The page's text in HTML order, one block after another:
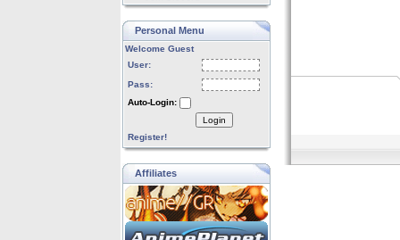
Personal Menu
Welcome Guest
User:
Pass:
Auto-Login:
Login
Register!
Affiliates